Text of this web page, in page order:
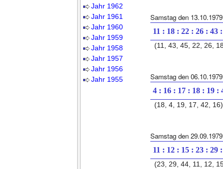
Jahr 1962
Jahr 1961
Jahr 1960
Jahr 1959
Jahr 1958
Jahr 1957
Jahr 1956
Jahr 1955
Samstag den 13.10.1979
11 : 18 : 22 : 26 : 43
(11, 43, 45, 22, 26,
Samstag den 06.10.1979
4 : 16 : 17 : 18 : 19 :
(18, 4, 19, 17, 42, 16)
Samstag den 29.09.1979
11 : 12 : 15 : 23 : 29
(23, 29, 44, 11, 12,